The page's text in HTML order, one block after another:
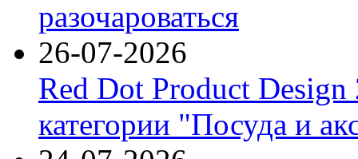
разочароваться
26-07-2026
Red Dot Product Design
категории "Посуда и